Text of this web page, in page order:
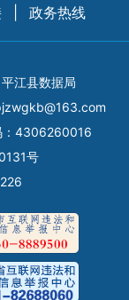
政务热线
江县数据局
：4306260016
号